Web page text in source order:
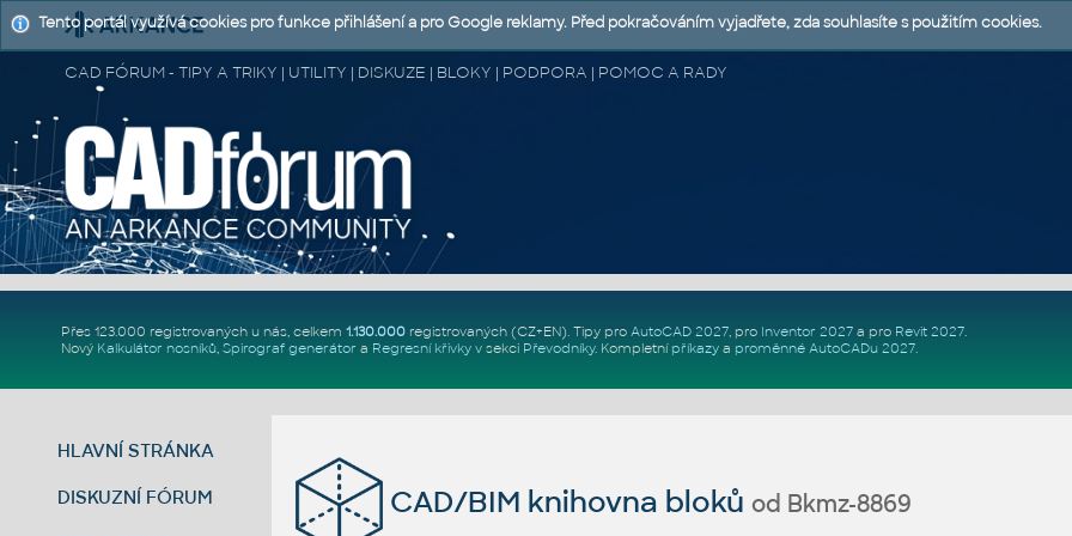
CAD FÓRUM - TIPY A TRIKY | UTILITY | DISKUZE | BLOKY | PODPORA | POMOC A RADY
Přes 123.000 registrovaných u nás, celkem 1.130.000registrovaných (CZ+EN). Tipy pro AutoCAD 2027, pro Inventor 2027a pro Revit 2027.
Nový Kalkulátor nosníků, Spirograf generátor a Regresní křivkyv sekci Převodníky. Kompletní příkazya proměnné AutoCADu 2027.
HLAVNÍ STRÁNKA
DISKUZNÍ FÓRUM CAD/BIM knihovna blokůod Bkmz-8869
Tento portál využívá cookies pro funkce přihlášení a pro Google reklamy. Před pokračováním vyjadřete, zda souhlasíte s použitím cookies.